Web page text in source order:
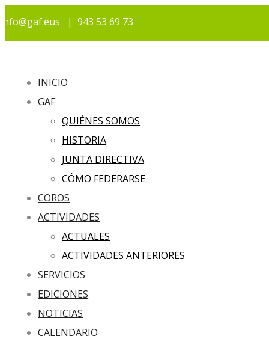
info@gaf.eus | 943 53 69 73
INICIO
GAF
QUIÉNES SOMOS
HISTORIA
JUNTA DIRECTIVA
CÓMO FEDERARSE
COROS
ACTIVIDADES
ACTUALES
ACTIVIDADES ANTERIORES
SERVICIOS
EDICIONES
NOTICIAS
CALENDARIO